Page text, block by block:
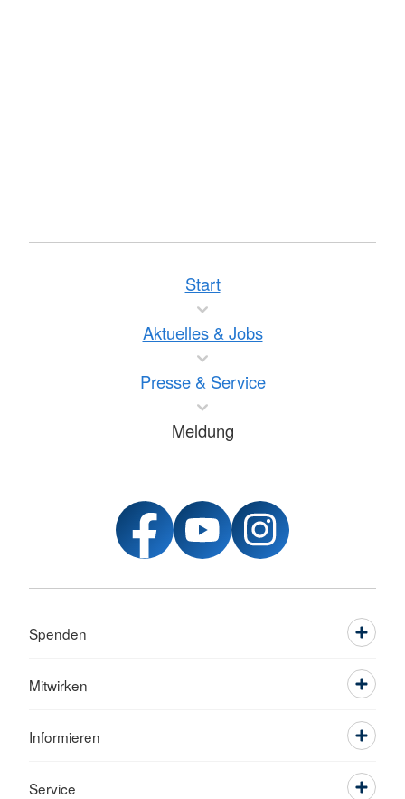
Start
Aktuelles & Jobs
Presse & Service
Meldung
Spenden
Mitwirken
Informieren
Service